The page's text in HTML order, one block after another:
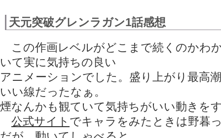
天元突破グレンラガン1話感想
この作画レベルがどこまで続くのかわ
いて実に気持ちの良い
アニメーションでした。盛り上がり最高
いい線だったなぁ。
煙なんかも観ていて気持ちがいい動きを
公式サイト でキャラをみたときは野暮